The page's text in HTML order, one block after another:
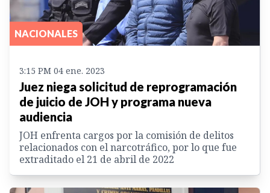
NACIONALES
3:15 PM 04 ene. 2023
Juez niega solicitud de reprogramación
de juicio de JOH y programa nueva
audiencia
JOH enfrenta cargos por la comisión de delitos
relacionados con el narcotráfico, por lo que fue
extraditado el 21 de abril de 2022